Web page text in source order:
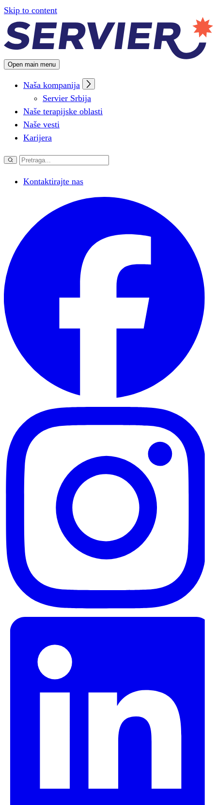
Podešavanje kolačića
Skip to content
Open main menu
Naša kompanija
Servier Srbija
Naše terapijske oblasti
Naše vesti
Karijera
Kontaktirajte nas